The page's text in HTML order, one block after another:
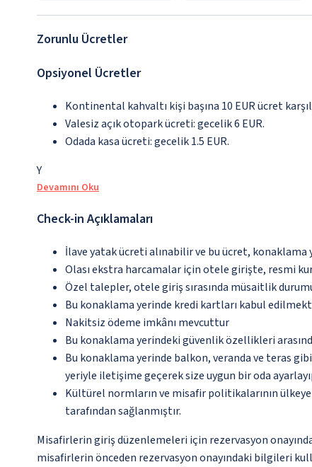
Zorunlu Ücretler
Opsiyonel Ücretler
Kontinental kahvaltı kişi başına 10 EUR ücret
Valesiz açık otopark ücreti: gecelik 6 EUR.
Odada kasa ücreti: gecelik 1.5 EUR.
Y
Devamını Oku
Check-in Açıklamaları
İlave yatak ücreti alınabilir ve bu ücret,
Olası ekstra harcamalar için otele girişte, resmi
Özel talepler, otele giriş sırasında müsaitlik
Bu konaklama yerinde kredi kartları kabul
Nakitsiz ödeme imkânı mevcuttur
Bu konaklama yerindeki güvenlik özellikleri
Bu konaklama yerinde balkon, veranda ve teras
yeriyle iletişime geçerek size uygun bir oda
Kültürel normların ve misafir politikalarının
tarafından sağlanmıştır.
Misafirlerin giriş düzenlemeleri için rezervasyon
misafirlerin önceden rezervasyon onayındaki bilgileri